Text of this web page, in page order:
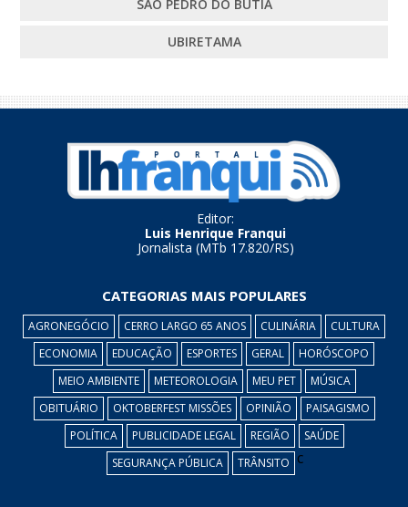
SÃO PEDRO DO BUTIÁ
UBIRETAMA
Editor:
Luis Henrique Franqui
Jornalista (MTb 17.820/RS)
CATEGORIAS MAIS POPULARES
AGRONEGÓCIO CERRO LARGO 65 ANOS CULINÁRIA
CULTURA
ECONOMIA
EDUCAÇÃO ESPORTES GERAL
HORÓSCOPO
MEIO AMBIENTE
METEOROLOGIA MEU PET
MÚSICA
OBITUÁRIO
OKTOBERFEST MISSÕES OPINIÃO
PAISAGISMO
POLÍTICA
PUBLICIDADE LEGAL REGIÃO
SAÚDE
SEGURANÇA PÚBLICA
TRÂNSITO c